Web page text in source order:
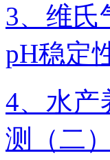
3、维氏
pH稳定
4、水产
测（二）